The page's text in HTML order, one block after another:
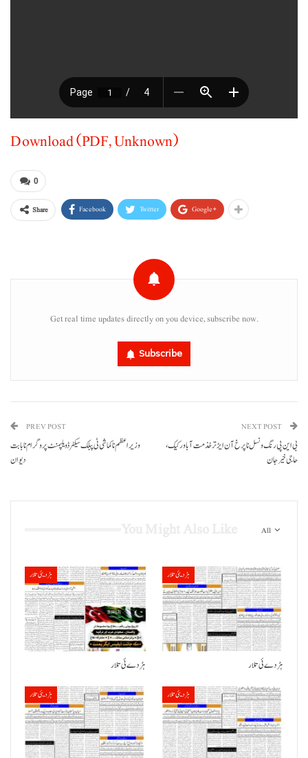
Download (PDF, Unknown)
0
Share Facebook Twitter Google+
Get real time updates directly on you device, subscribe now.
Subscribe
PREV POST
وزیر اعظم نا کماشی ٹی پبلک سیکٹر ڈویلپمنٹ پروگرام نا بابت
دیوان
NEXT POST
بی این پی رنگ و نسل نا پرخ آن ایڑتر خذمت آ باور کیک،
حاجی خیر جان
All
ہڑدیئی تلار
ہڑدے ئی تلار
ہڑدیئی تلار
ہڑدے ئی تلار
ہڑدیئی تلار ہڑدیئی تلار